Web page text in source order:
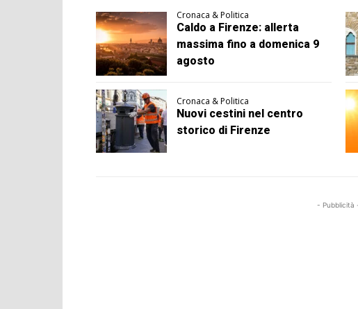
Cronaca & Politica
Caldo a Firenze: allerta
massima fino a domenica 9
agosto
Cronaca & Politica
Nuovi cestini nel centro
storico di Firenze
- Pubblicità